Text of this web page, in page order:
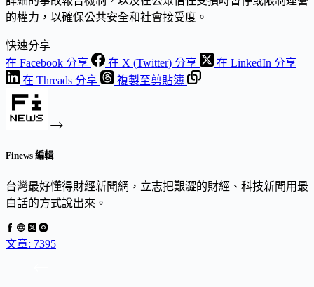
的權力，以確保公共安全和社會接受度。
快速分享
在 Facebook 分享
在 X (Twitter) 分享
在 LinkedIn 分享
在 Threads 分享
複製至剪貼簿
Finews 編輯
台灣最好懂得財經新聞網，立志把艱澀的財經、科技新聞用最
白話的方式說出來。
文章: 7395